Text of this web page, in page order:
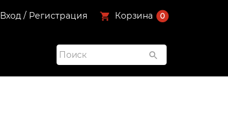
Вход / Регистрация Корзина 0